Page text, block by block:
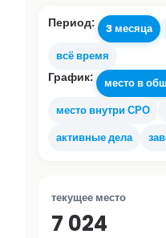
Период: 3 месяца
всё время
График:
место в
место внутри СРО
активные дела
текущее место
7 024